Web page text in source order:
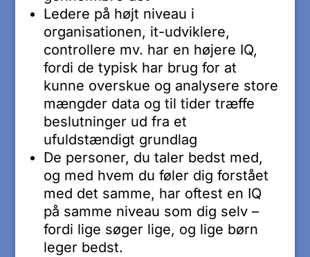
Ledere på højt niveau i
organisationen, it-udviklere,
controllere mv. har en højere IQ,
fordi de typisk har brug for at
kunne overskue og analysere store
mængder data og til tider træffe
beslutninger ud fra et
ufuldstændigt grundlag
De personer, du taler bedst med,
og med hvem du føler dig forstået
med det samme, har oftest en IQ
på samme niveau som dig selv –
fordi lige søger lige, og lige børn
leger bedst.